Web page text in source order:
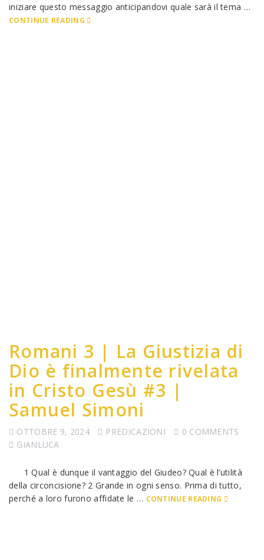
iniziare questo messaggio anticipandovi quale sarà il tema …
CONTINUE READING
Romani 3 | La Giustizia di
Dio è finalmente rivelata
in Cristo Gesù #3 |
Samuel Simoni
OTTOBRE 9, 2024 PREDICAZIONI
0 COMMENTS
GIANLUCA
1 Qual è dunque il vantaggio del Giudeo? Qual è l’utilità
della circoncisione? 2 Grande in ogni senso. Prima di tutto,
perché a loro furono affidate le … CONTINUE READING